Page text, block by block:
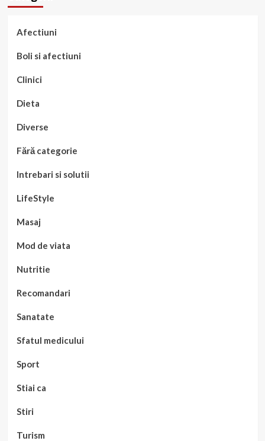
Afectiuni
Boli si afectiuni
Clinici
Dieta
Diverse
Fără categorie
Intrebari si solutii
LifeStyle
Masaj
Mod de viata
Nutritie
Recomandari
Sanatate
Sfatul medicului
Sport
Stiai ca
Stiri
Turism